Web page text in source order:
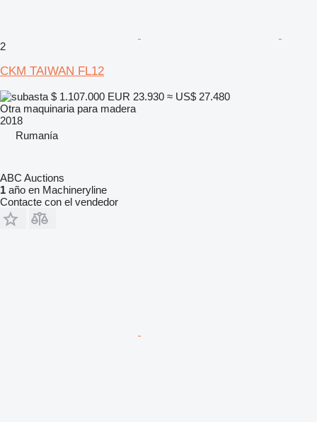
2
CKM TAIWAN FL12
$ 1.107.000 EUR 23.930 ≈ US$ 27.480
Otra maquinaria para madera
2018
Rumanía
ABC Auctions
1 año en Machineryline
Contacte con el vendedor